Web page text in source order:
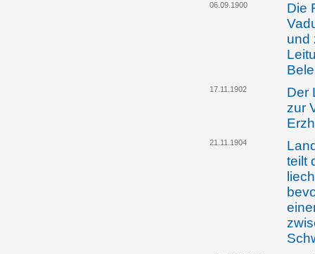
06.09.1900
Die
und
17.11.1902
Der
zur
21.11.1904
teilt